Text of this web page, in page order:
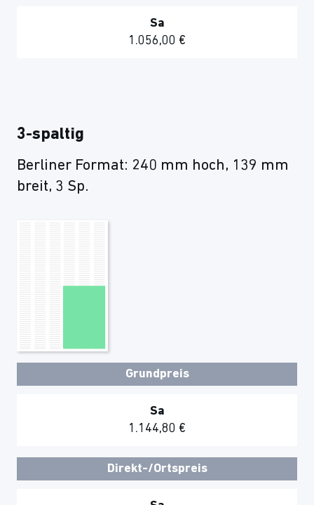
Sa
1.056,00 €
3-spaltig
Berliner Format: 240 mm hoch, 139 mm
breit, 3 Sp.
Grundpreis
Sa
1.144,80 €
Direkt-/Ortspreis